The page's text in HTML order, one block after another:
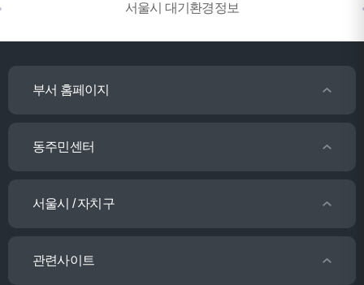
서울시 대기환경정보
부서 홈페이지
동주민센터
서울시 / 자치구
관련사이트